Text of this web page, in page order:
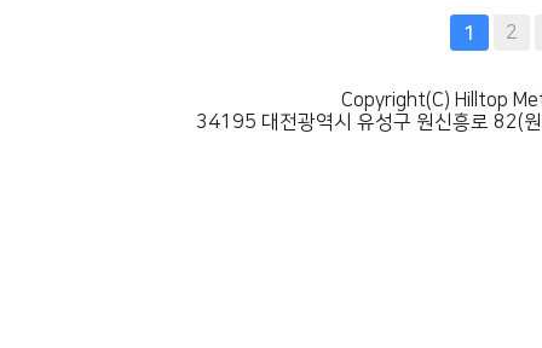
1 2
Copyright(C) Hilltop
34195 대전광역시 유성구 원신흥로